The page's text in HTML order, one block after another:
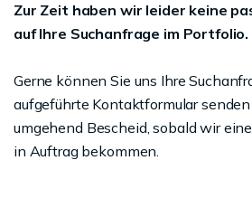
Zur Zeit haben wir leider keine
auf Ihre Suchanfrage im Portfolio.
Gerne können Sie uns Ihre
aufgeführte Kontaktformular
umgehend Bescheid, sobald wir
in Auftrag bekommen.